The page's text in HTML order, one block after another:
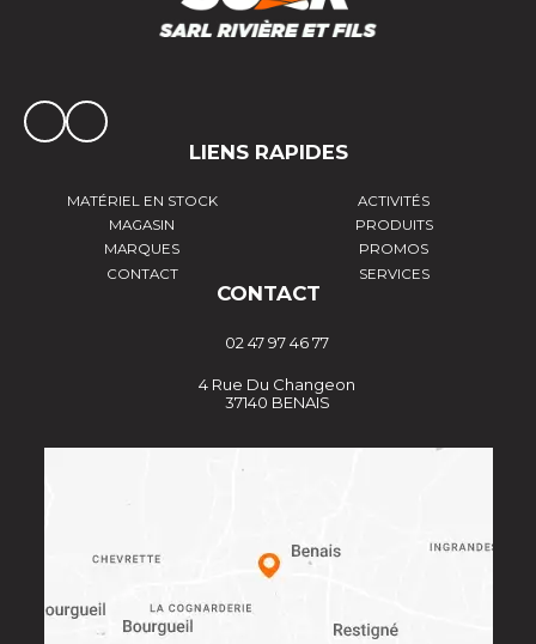
LIENS RAPIDES
MATÉRIEL EN STOCK
ACTIVITÉS
MAGASIN
PRODUITS
MARQUES
PROMOS
CONTACT
SERVICES
CONTACT
02 47 97 46 77
4 Rue Du Changeon
37140 BENAIS